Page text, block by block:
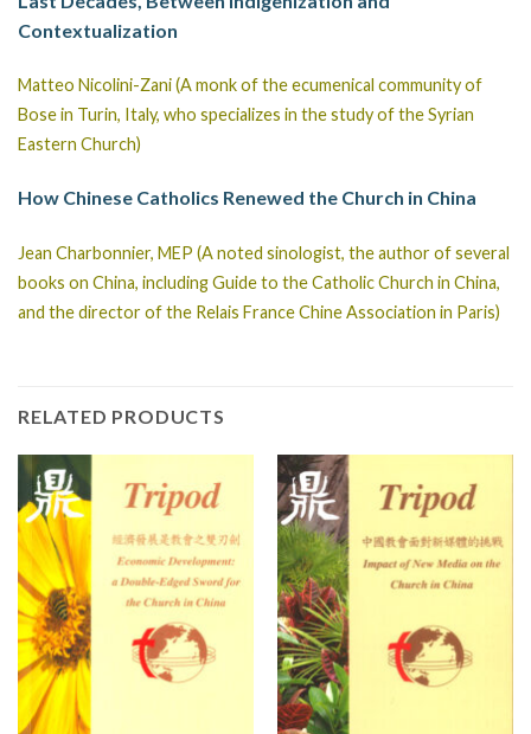
Contextualization
Matteo Nicolini-Zani (A monk of the ecumenical community of
Bose in Turin, Italy, who specializes in the study of the Syrian
Eastern Church)
How Chinese Catholics Renewed the Church in China
Jean Charbonnier, MEP (A noted sinologist, the author of several
books on China, including Guide to the Catholic Church in China,
and the director of the Relais France Chine Association in Paris)
RELATED PRODUCTS